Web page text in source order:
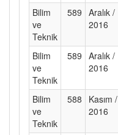
Bilim
ve
Teknik
589 Aralık /
2016
Bilim
ve
Teknik
589 Aralık /
2016
Bilim
ve
Teknik
588
Kasım /
2016